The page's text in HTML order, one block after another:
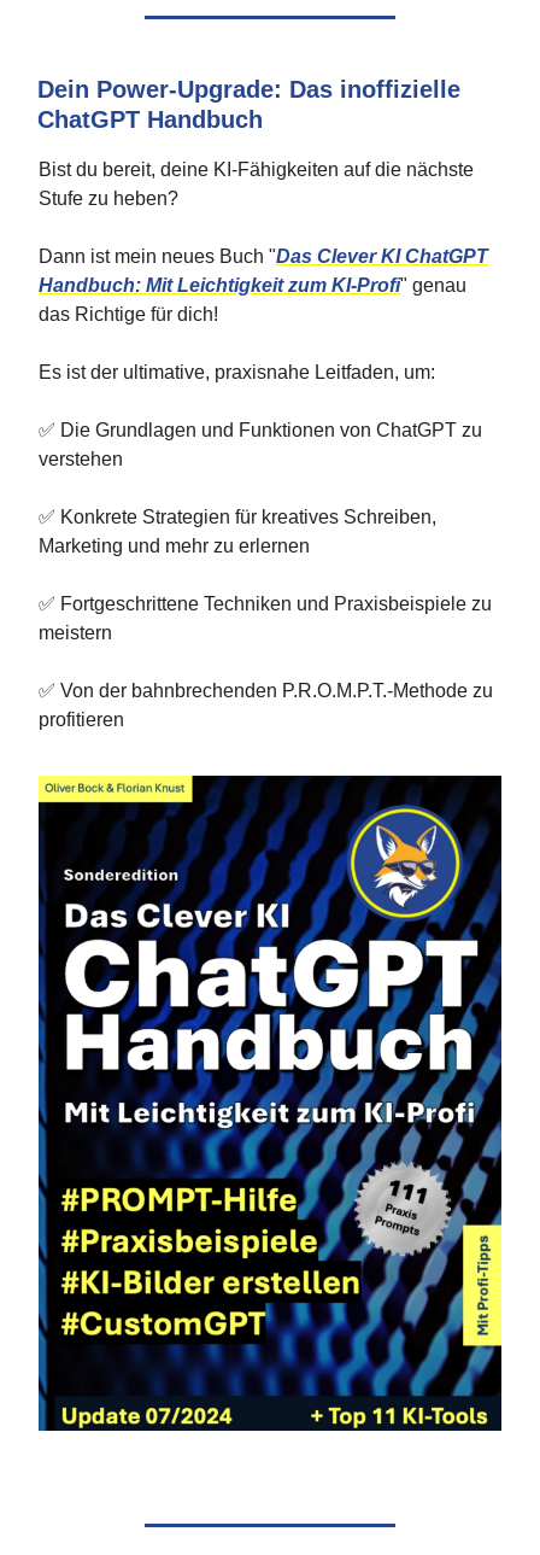
Dein Power-Upgrade: Das inoffizielle
ChatGPT Handbuch
Bist du bereit, deine KI-Fähigkeiten auf die nächste
Stufe zu heben?
Dann ist mein neues Buch "Das Clever KI ChatGPT
Handbuch: Mit Leichtigkeit zum KI-Profi" genau
das Richtige für dich!
Es ist der ultimative, praxisnahe Leitfaden, um:
✅ Die Grundlagen und Funktionen von ChatGPT zu
verstehen
✅ Konkrete Strategien für kreatives Schreiben,
Marketing und mehr zu erlernen
✅ Fortgeschrittene Techniken und Praxisbeispiele zu
meistern
✅ Von der bahnbrechenden P.R.O.M.P.T.-Methode zu
profitieren